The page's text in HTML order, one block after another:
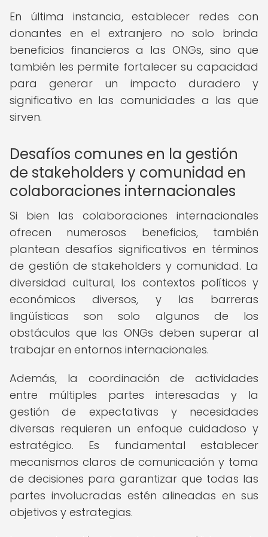
En última instancia, establecer redes con
donantes en el extranjero no solo brinda
beneficios financieros a las ONGs, sino que
también les permite fortalecer su capacidad
para generar un impacto duradero y
significativo en las comunidades a las que
sirven.
Desafíos comunes en la gestión
de stakeholders y comunidad en
colaboraciones internacionales
Si bien las colaboraciones internacionales
ofrecen numerosos beneficios, también
plantean desafíos significativos en términos
de gestión de stakeholders y comunidad. La
diversidad cultural, los contextos políticos y
económicos diversos, y las barreras
lingüísticas son solo algunos de los
obstáculos que las ONGs deben superar al
trabajar en entornos internacionales.
Además, la coordinación de actividades
entre múltiples partes interesadas y la
gestión de expectativas y necesidades
diversas requieren un enfoque cuidadoso y
estratégico. Es fundamental establecer
mecanismos claros de comunicación y toma
de decisiones para garantizar que todas las
partes involucradas estén alineadas en sus
objetivos y estrategias.